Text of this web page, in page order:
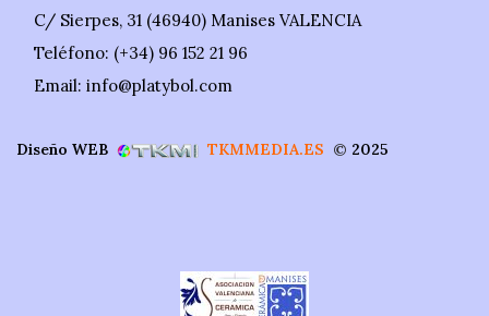
C/ Sierpes, 31 (46940) Manises VALENCIA
Teléfono: (+34) 96 152 21 96
Email: info@platybol.com
Diseño WEB TKMMEDIA.ES © 2025